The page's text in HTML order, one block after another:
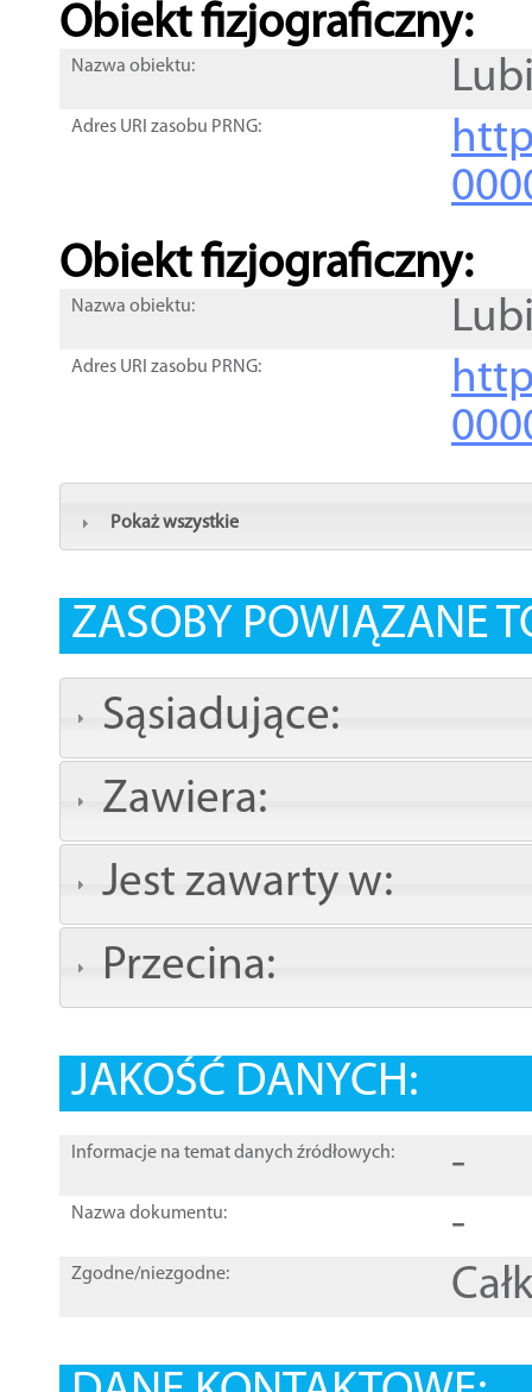
Obiekt fizjograficzny:
Nazwa obiektu:
Adres URI zasobu PRNG:
Obiekt fizjograficzny:
Nazwa obiektu:
Adres URI zasobu PRNG:
Pokaż wszystkie
ZASOBY POWIĄZANE
Sąsiadujące:
Zawiera:
Jest zawarty w:
Przecina:
JAKOŚĆ DANYCH:
Informacje na temat danych źródłowych: -
Nazwa dokumentu: -
Zgodne/niezgodne: